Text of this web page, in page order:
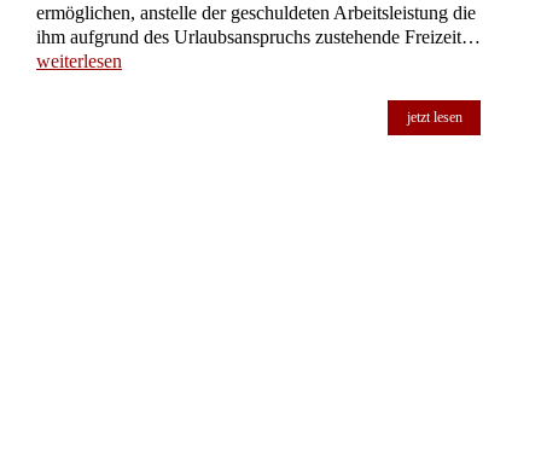
ermöglichen, anstelle der geschuldeten Arbeitsleistung die
ihm aufgrund des Urlaubsanspruchs zustehende Freizeit…
weiterlesen
jetzt lesen